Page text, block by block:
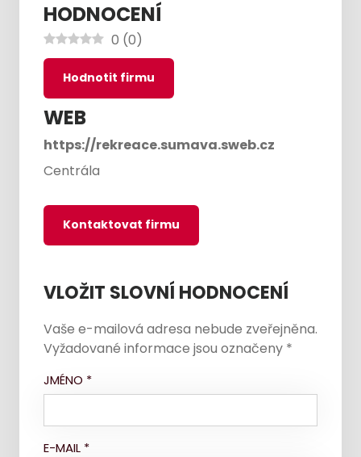
HODNOCENÍ
0 (0)
Hodnotit firmu
WEB
https://rekreace.sumava.sweb.cz
Centrála
Kontaktovat firmu
VLOŽIT SLOVNÍ HODNOCENÍ
Vaše e-mailová adresa nebude zveřejněna.
Vyžadované informace jsou označeny *
JMÉNO *
E-MAIL *